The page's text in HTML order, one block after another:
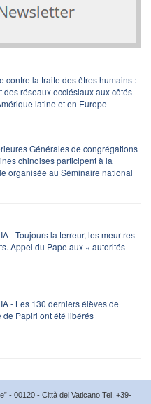
contre la traite des êtres humains :
des réseaux ecclésiaux aux côtés
latine et en Europe
Générales de congrégations
chinoises participent à la
organisée au Séminaire national
- Toujours la terreur, les meurtres
Appel du Pape aux « autorités
- Les 130 derniers élèves de
Papiri ont été libérés
- 00120 - Città del Vaticano Tel. +39-